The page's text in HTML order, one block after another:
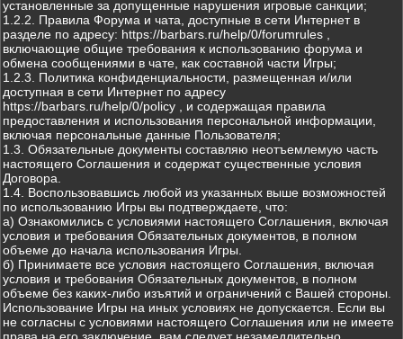
установленные за допущенные нарушения игровые санкции;
1.2.2. Правила Форума и чата, доступные в сети Интернет в
разделе по адресу: https://barbars.ru/help/0/forumrules ,
включающие общие требования к использованию форума и
обмена сообщениями в чате, как составной части Игры;
1.2.3. Политика конфиденциальности, размещенная и/или
доступная в сети Интернет по адресу
https://barbars.ru/help/0/policy , и содержащая правила
предоставления и использования персональной информации,
включая персональные данные Пользователя;
1.3. Обязательные документы составляю неотъемлемую часть
настоящего Соглашения и содержат существенные условия
Договора.
1.4. Воспользовавшись любой из указанных выше возможностей
по использованию Игры вы подтверждаете, что:
а) Ознакомились с условиями настоящего Соглашения, включая
условия и требования Обязательных документов, в полном
объеме до начала использования Игры.
б) Принимаете все условия настоящего Соглашения, включая
условия и требования Обязательных документов, в полном
объеме без каких-либо изъятий и ограничений с Вашей стороны.
Использование Игры на иных условиях не допускается. Если вы
не согласны с условиями настоящего Соглашения или не имеете